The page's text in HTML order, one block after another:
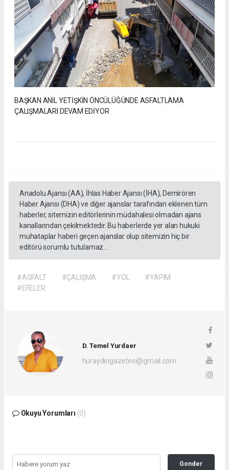
BAŞKAN ANIL YETİŞKİN ÖNCÜLÜĞÜNDE ASFALTLAMA
ÇALIŞMALARI DEVAM EDİYOR
Anadolu Ajansı (AA), İhlas Haber Ajansı (İHA), Demirören
Haber Ajansı (DHA) ve diğer ajanslar tarafından eklenen tüm
haberler, sitemizin editörlerinin müdahalesi olmadan ajans
kanallarından çekilmektedir. Bu haberlerde yer alan hukuki
muhataplar haberi geçen ajanslar olup sitemizin hiç bir
editörü sorumlu tutulamaz...
#ASFALT #ÇALIŞMA #YOL
#YAPIM
#EFELER
D. Temel Yurdaer
huraydingazetesi@gmail.com
Okuyu Yorumları (0)
Gonder